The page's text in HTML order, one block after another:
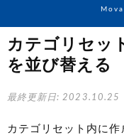
カテゴリセッ
を並び替える
最終更新日: 2023.10.25
カテゴリセット内に